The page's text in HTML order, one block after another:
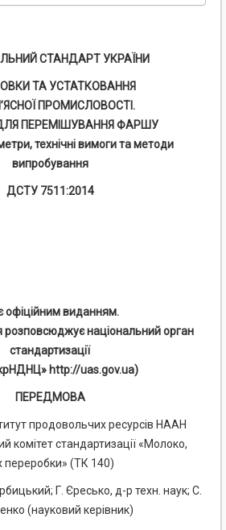
СТАНДАРТ УКРАЇНИ
ТА УСТАТКОВАННЯ
ПРОМИСЛОВОСТІ.
ПЕРЕМІШУВАННЯ ФАРШУ
технічні вимоги та методи
випробування
ДСТУ 7511:2014
офіційним виданням.
розповсюджує національний орган
стандартизації
http://uas.gov.ua)
ПЕРЕДМОВА
продовольчих ресурсів НААН
комітет стандартизації «Молоко,
переробки» (ТК 140)
Г. Єресько, д-р техн. наук; С.
(науковий керівник)